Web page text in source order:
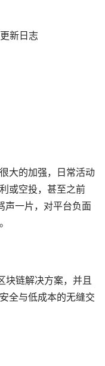
新日志
大的加强，日常活动
或空投，甚至之前
声一片，对平台负面
块链解决方案，并且
全与低成本的无缝交